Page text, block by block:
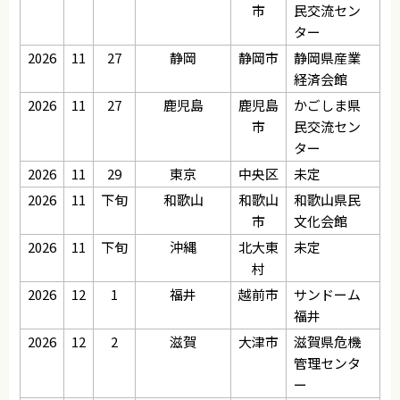
市
民交流セン
ター
2026
11 27 静岡 静岡市
静岡県産業
経済会館
2026
11 27 鹿児島
鹿児島
市
かごしま県
民交流セン
ター
2026
11 29 東京 中央区
未定
2026
11 下旬 和歌山
和歌山
市
和歌山県民
文化会館
2026
11 下旬 沖縄
北大東
村
未定
2026 12 1 福井 越前市
サンドーム
福井
2026
12 2 滋賀 大津市
滋賀県危機
管理センタ
ー